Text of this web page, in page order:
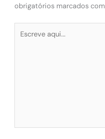
obrigatórios marcados com
aqui...